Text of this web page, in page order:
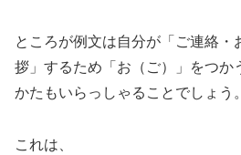
ところが例文は自分が「ご連絡・
拶」するため「お（ご）」をつか
かたもいらっしゃることでしょう。
これは、